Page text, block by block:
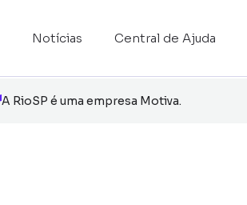
Notícias Central de Ajuda
A RioSP é uma empresa Motiva.